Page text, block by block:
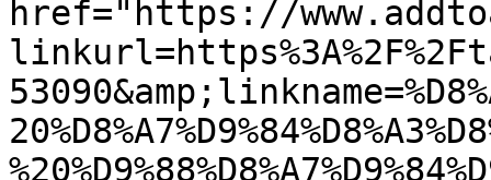
href="https://